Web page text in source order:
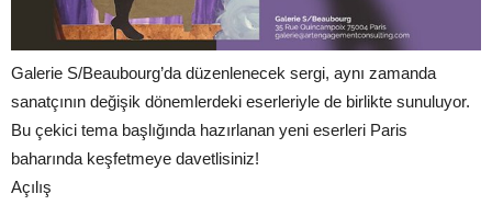
Galerie S/Beaubourg’da düzenlenecek sergi, aynı zamanda
sanatçının değişik dönemlerdeki eserleriyle de birlikte sunuluyor.
Bu çekici tema başlığında hazırlanan yeni eserleri Paris
baharında keşfetmeye davetlisiniz!
Açılış